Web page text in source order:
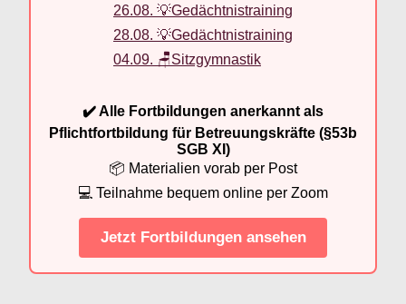
26.08. 💡Gedächtnistraining
28.08. 💡Gedächtnistraining
04.09. 🪑Sitzgymnastik
✔️ Alle Fortbildungen anerkannt als
Pflichtfortbildung für Betreuungskräfte (§53b
SGB XI)
📦 Materialien vorab per Post
💻 Teilnahme bequem online per Zoom
Jetzt Fortbildungen ansehen